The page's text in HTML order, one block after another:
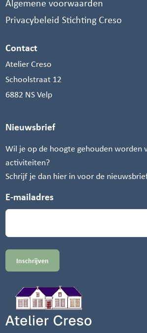
Privacybeleid Stichting Creso
Contact
Atelier Creso
Schoolstraat 12
6882 NS Velp
Nieuwsbrief
Wil je op de hoogte gehouden worden
activiteiten?
Schrijf je dan hier in voor de
E-mailadres